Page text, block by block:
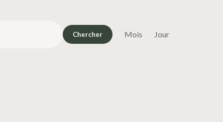
Chercher
de
Mois Jour